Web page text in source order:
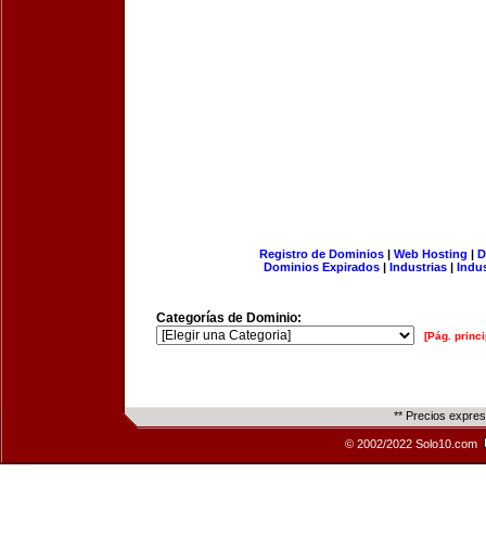
Registro de Dominios| Web Hosting |
Dominios Expirados | Industrias |
Categorías de Dominio:
[Pág.
** Precios
© 2002/2022 Solo10.com